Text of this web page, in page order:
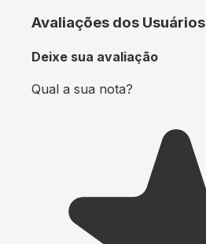
Avaliações dos Usuários
Deixe sua avaliação
Qual a sua nota?